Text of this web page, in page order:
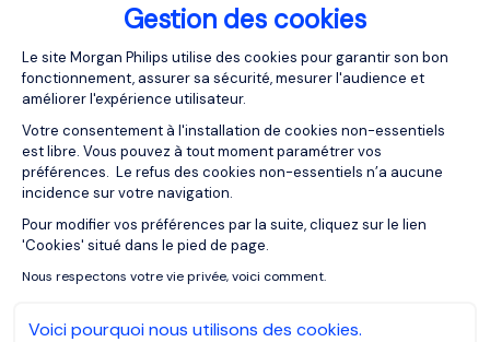
Gestion des cookies
Plateforme de Gestion du
Le site Morgan Philips utilise des cookies pour garantir son bon
fonctionnement, assurer sa sécurité, mesurer l'audience et
améliorer l'expérience utilisateur.
Votre consentement à l'installation de cookies non-essentiels
est libre. Vous pouvez à tout moment paramétrer vos
préférences. Le refus des cookies non-essentiels n’a aucune
incidence sur votre navigation.
Pour modifier vos préférences par la suite, cliquez sur le lien
'Cookies' situé dans le pied de page.
Nous respectons votre vie privée, voici comment.
Voici pourquoi nous utilisons des cookies.
Axeptio consent
Best Practices für einen
erfolgreichen Prozess
Prozesse optimieren und vereinfachen
Ein klarer, benutzerfreundlicher Ablauf verbessert die
Candidate Experience und stärkt die Arbeitgebermarke.